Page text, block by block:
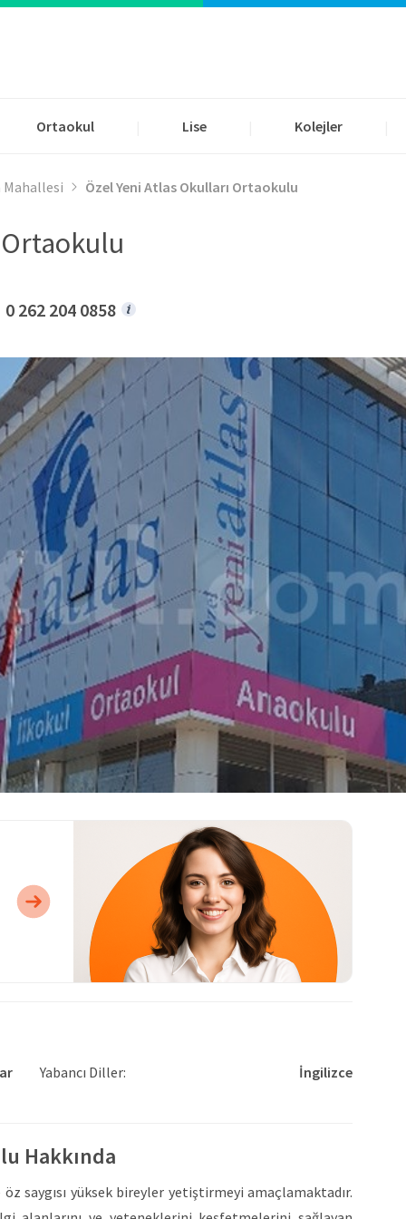
Ortaokul Lise Kolejler
Özel Yeni Atlas Okulları Ortaokulu
0 262 204 0858
Yabancı Diller: İngilizce
Hakkında
saygısı yüksek bireyler yetiştirmeyi amaçlamaktadır.